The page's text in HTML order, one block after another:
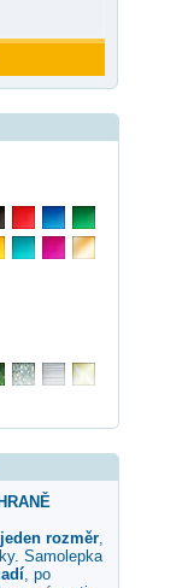
rozměr,
Samolepka
, po